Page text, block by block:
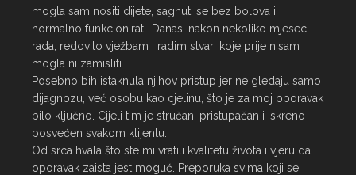
mogla sam nositi dijete, sagnuti se bez bolova i
normalno funkcionirati. Danas, nakon nekoliko mjeseci
rada, redovito vježbam i radim stvari koje prije nisam
mogla ni zamisliti.
Posebno bih istaknula njihov pristup jer ne gledaju samo
dijagnozu, već osobu kao cjelinu, što je za moj oporavak
bilo ključno. Cijeli tim je stručan, pristupačan i iskreno
posvećen svakom klijentu.
Od srca hvala što ste mi vratili kvalitetu života i vjeru da
oporavak zaista jest moguć. Preporuka svima koji se